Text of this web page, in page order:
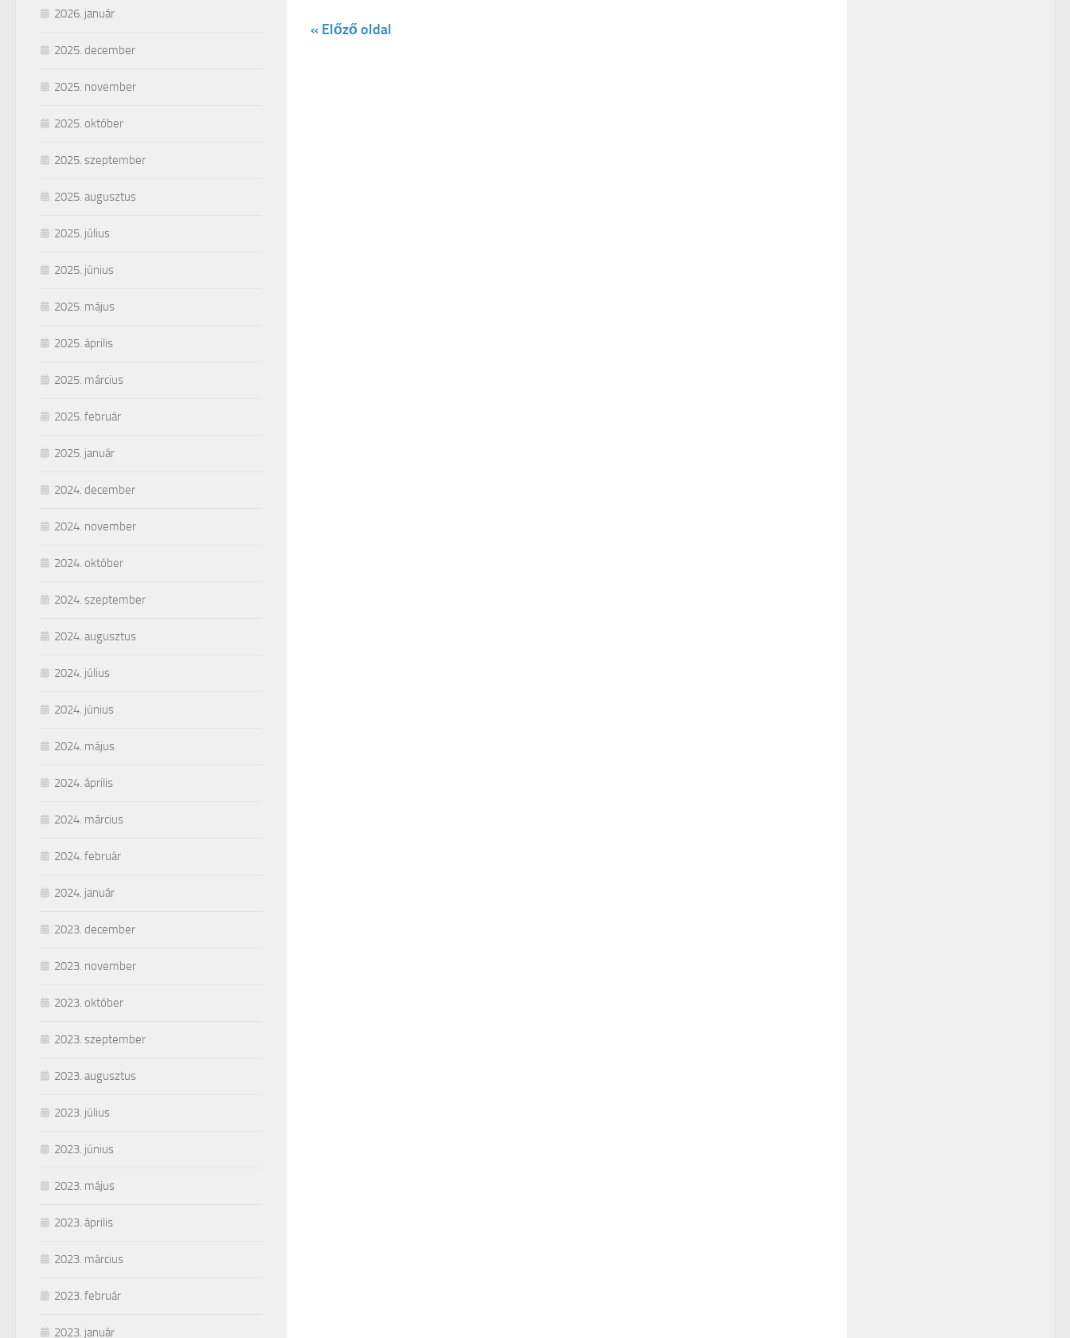
« Előző oldal
2026. január
2025. december
2025. november
2025. október
2025. szeptember
2025. augusztus
2025. július
2025. június
2025. május
2025. április
2025. március
2025. február
2025. január
2024. december
2024. november
2024. október
2024. szeptember
2024. augusztus
2024. július
2024. június
2024. május
2024. április
2024. március
2024. február
2024. január
2023. december
2023. november
2023. október
2023. szeptember
2023. augusztus
2023. július
2023. június
2023. május
2023. április
2023. március
2023. február
2023. január